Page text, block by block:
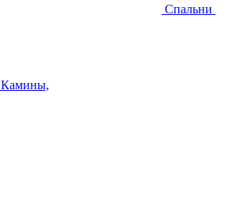
Спальни
Камины,